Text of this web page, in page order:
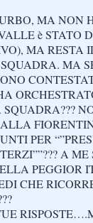
MA NON
è STATO
MA RESTA
MA
PER
A
PEGGIOR
CHE